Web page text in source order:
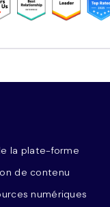
la plate-forme
de contenu
numériques